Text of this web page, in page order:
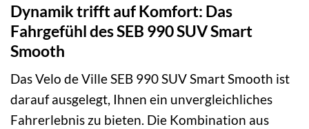
Dynamik trifft auf Komfort: Das
Fahrgefühl des SEB 990 SUV Smart
Smooth
Das Velo de Ville SEB 990 SUV Smart Smooth ist
darauf ausgelegt, Ihnen ein unvergleichliches
Fahrerlebnis zu bieten. Die Kombination aus